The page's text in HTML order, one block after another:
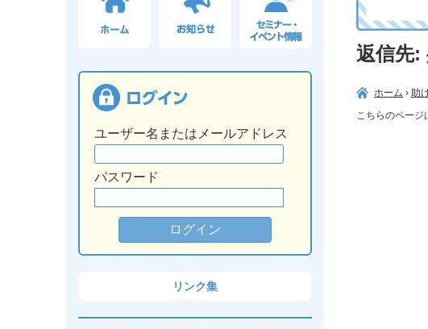
ユーザー名またはメールアドレス
パスワード
リンク集
返信先:
ホーム › 助
こちらのページ